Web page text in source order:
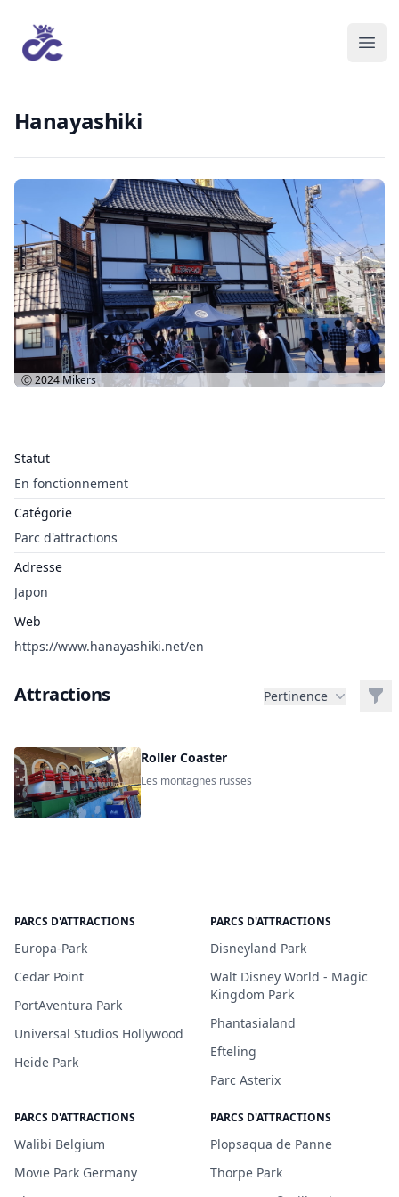
Hanayashiki
Statut
En fonctionnement
Catégorie
Parc d'attractions
Adresse
Japon
Web
https://www.hanayashiki.net/en
Ⓒ 2024Mikers
Attractions Pertinence
Roller Coaster
Les montagnes russes
PARCS D'ATTRACTIONS
Europa-Park
Cedar Point
PortAventura Park
Universal Studios Hollywood
Heide Park
PARCS D'ATTRACTIONS
Disneyland Park
Walt Disney World - Magic
Kingdom Park
Phantasialand
Efteling
Parc Asterix
PARCS D'ATTRACTIONS
Walibi Belgium
Movie Park Germany
PARCS D'ATTRACTIONS
Plopsaqua de Panne
Thorpe Park